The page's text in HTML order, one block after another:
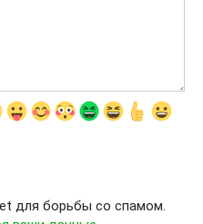
для борьбы со спамом.